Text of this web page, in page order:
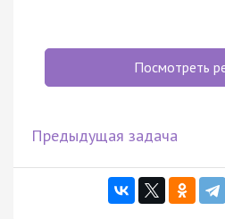
Посмотреть
Предыдущая задача